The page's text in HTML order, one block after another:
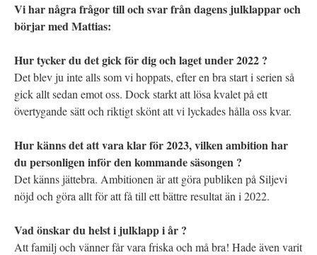
Vi har några frågor till och svar från dagens julklappar och
börjar med Mattias:
Hur tycker du det gick för dig och laget under 2022 ?
Det blev ju inte alls som vi hoppats, efter en bra start i serien så
gick allt sedan emot oss. Dock starkt att lösa kvalet på ett
övertygande sätt och riktigt skönt att vi lyckades hålla oss kvar.
Hur känns det att vara klar för 2023, vilken ambition har
du personligen inför den kommande säsongen ?
Det känns jättebra. Ambitionen är att göra publiken på Siljevi
nöjd och göra allt för att få till ett bättre resultat än i 2022.
Vad önskar du helst i julklapp i år ?
Att familj och vänner får vara friska och må bra! Hade även varit